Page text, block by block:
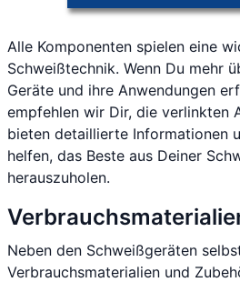
Alle Komponenten spielen eine
Schweißtechnik. Wenn Du mehr
Geräte und ihre Anwendungen
empfehlen wir Dir, die verlinkten
bieten detaillierte Informationen
helfen, das Beste aus Deiner
herauszuholen.
Neben den Schweißgeräten
Verbrauchsmaterialien und